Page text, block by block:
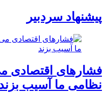
پیشنهاد سردبیر
فشارهای اقتصادی
نظامی ما آسیب